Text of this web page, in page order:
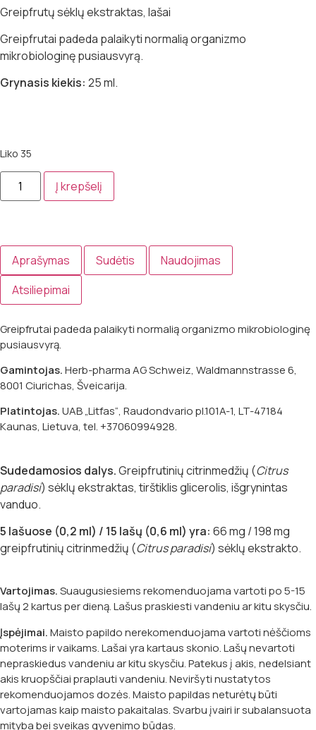
Greipfrutų sėklų ekstraktas, lašai
Greipfrutai padeda palaikyti normalią organizmo
mikrobiologinę pusiausvyrą.
Grynasis kiekis: 25 ml.
Liko 35
Į krepšelį
Aprašymas Sudėtis
Naudojimas
Atsiliepimai
Greipfrutai padeda palaikyti normalią organizmo mikrobiologinę
pusiausvyrą.
Gamintojas.Herb-pharma AG Schweiz, Waldmannstrasse 6,
8001 Ciurichas, Šveicarija.
Platintojas.UAB „Litfas“, Raudondvario pl.101A-1, LT-47184
Kaunas, Lietuva, tel. +37060994928.
Sudedamosios dalys.Greipfrutinių citrinmedžių (Citrus
paradisi) sėklų ekstraktas, tirštiklis glicerolis, išgrynintas
vanduo.
5 lašuose (0,2 ml) / 15 lašų (0,6 ml) yra: 66 mg / 198 mg
greipfrutinių citrinmedžių (Citrus paradisi) sėklų ekstrakto.
Vartojimas.Suaugusiesiems rekomenduojama vartoti po 5-15
lašų 2 kartus per dieną. Lašus praskiesti vandeniu ar kitu skysčiu.
Įspėjimai.Maisto papildo nerekomenduojama vartoti nėščioms
moterims ir vaikams. Lašai yra kartaus skonio. Lašų nevartoti
nepraskiedus vandeniu ar kitu skysčiu. Patekus į akis, nedelsiant
akis kruopščiai praplauti vandeniu. Neviršyti nustatytos
rekomenduojamos dozės. Maisto papildas neturėtų būti
vartojamas kaip maisto pakaitalas. Svarbu įvairi ir subalansuota
mityba bei sveikas gyvenimo būdas.